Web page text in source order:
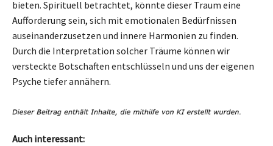
bieten. Spirituell betrachtet, könnte dieser Traum eine
Aufforderung sein, sich mit emotionalen Bedürfnissen
auseinanderzusetzen und innere Harmonien zu finden.
Durch die Interpretation solcher Träume können wir
versteckte Botschaften entschlüsseln und uns der eigenen
Psyche tiefer annähern.
Auch interessant: